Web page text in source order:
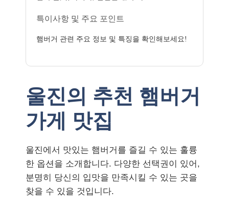
특이사항 및 주요 포인트
햄버거 관련 주요 정보 및 특징을 확인해보세요!
울진의 추천 햄버거
가게 맛집
울진에서 맛있는 햄버거를 즐길 수 있는 훌륭
한 옵션을 소개합니다. 다양한 선택권이 있어,
분명히 당신의 입맛을 만족시킬 수 있는 곳을
찾을 수 있을 것입니다.